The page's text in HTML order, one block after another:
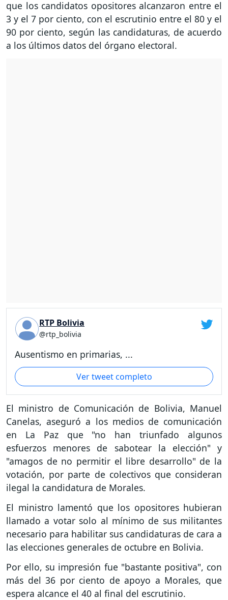
que los candidatos opositores alcanzaron entre el
3 y el 7 por ciento, con el escrutinio entre el 80 y el
90 por ciento, según las candidaturas, de acuerdo
a los últimos datos del órgano electoral.
RTP Bolivia
@rtp_bolivia
Ausentismo en primarias, ...
Ver tweet completo
El ministro de Comunicación de Bolivia, Manuel
Canelas, aseguró a los medios de comunicación
en La Paz que "no han triunfado algunos
esfuerzos menores de sabotear la elección" y
"amagos de no permitir el libre desarrollo" de la
votación, por parte de colectivos que consideran
ilegal la candidatura de Morales.
El ministro lamentó que los opositores hubieran
llamado a votar solo al mínimo de sus militantes
necesario para habilitar sus candidaturas de cara a
las elecciones generales de octubre en Bolivia.
Por ello, su impresión fue "bastante positiva", con
más del 36 por ciento de apoyo a Morales, que
espera alcance el 40 al final del escrutinio.